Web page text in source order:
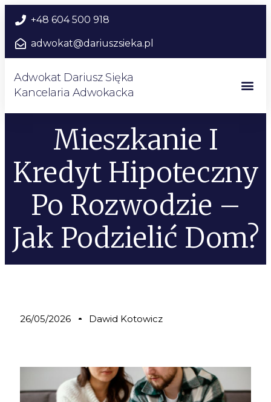
+48 604 500 918
adwokat@dariuszsieka.pl
Adwokat Dariusz Sięka
Kancelaria Adwokacka
Mieszkanie I
Kredyt Hipoteczny
Po Rozwodzie –
Jak Podzielić Dom?
26/05/2026 Dawid Kotowicz